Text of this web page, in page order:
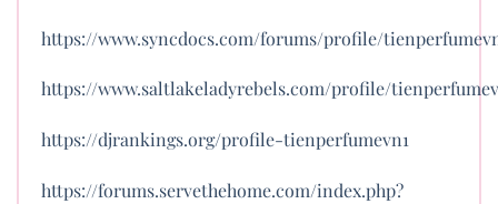
https://www.syncdocs.com/forums/profile/
https://www.saltlakeladyrebels.com/profile/
https://djrankings.org/profile-tienperfumevn1
https://forums.servethehome.com/index.php?